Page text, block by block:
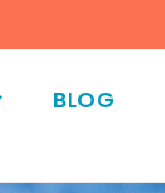
BLOG